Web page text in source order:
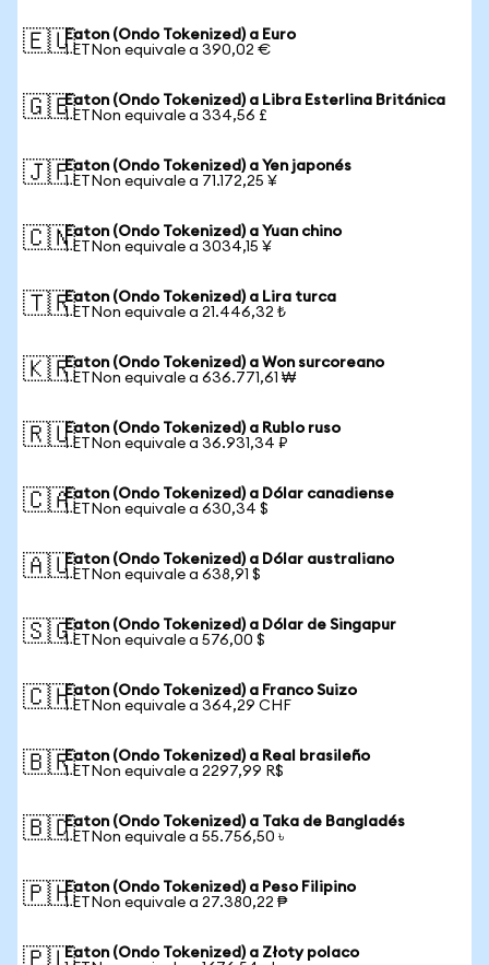
🇪🇺Eaton (Ondo Tokenized) a Euro
1 ETNon equivale a 390,02 €
🇬🇧Eaton (Ondo Tokenized) a Libra Esterlina Británica
1 ETNon equivale a 334,56 £
🇯🇵Eaton (Ondo Tokenized) a Yen japonés
1 ETNon equivale a 71.172,25 ¥
🇨🇳Eaton (Ondo Tokenized) a Yuan chino
1 ETNon equivale a 3034,15 ¥
🇹🇷Eaton (Ondo Tokenized) a Lira turca
1 ETNon equivale a 21.446,32 ₺
🇰🇷Eaton (Ondo Tokenized) a Won surcoreano
1 ETNon equivale a 636.771,61 ₩
🇷🇺Eaton (Ondo Tokenized) a Rublo ruso
1 ETNon equivale a 36.931,34 ₽
🇨🇦Eaton (Ondo Tokenized) a Dólar canadiense
1 ETNon equivale a 630,34 $
🇦🇺Eaton (Ondo Tokenized) a Dólar australiano
1 ETNon equivale a 638,91 $
🇸🇬Eaton (Ondo Tokenized) a Dólar de Singapur
1 ETNon equivale a 576,00 $
🇨🇭Eaton (Ondo Tokenized) a Franco Suizo
1 ETNon equivale a 364,29 CHF
🇧🇷Eaton (Ondo Tokenized) a Real brasileño
1 ETNon equivale a 2297,99 R$
🇧🇩Eaton (Ondo Tokenized) a Taka de Bangladés
1 ETNon equivale a 55.756,50 ৳
🇵🇭Eaton (Ondo Tokenized) a Peso Filipino
1 ETNon equivale a 27.380,22 ₱
Eaton (Ondo Tokenized) a Złoty polaco